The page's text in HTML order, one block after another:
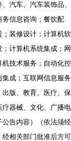
汽车、汽车装饰品、
务信息咨询；餐饮配
；装修设计；计算机软
；计算机系统集成；网
机技术服务；自动化控
集成；互联网信息服务
出版、教育、医疗、保
疗器械、文化、广播电
公告内容）（依法须经
经相关部门批准后方可